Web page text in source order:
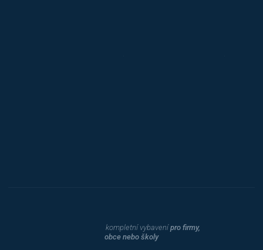
kompletní vybavenípro firmy,
obce nebo školy